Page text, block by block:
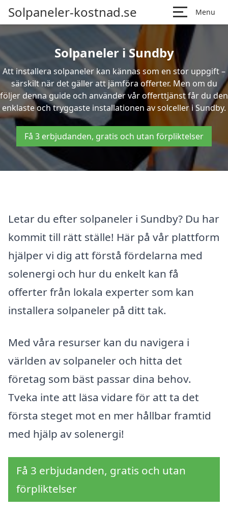
Solpaneler-kostnad.se Menu
Solpaneler i Sundby
Att installera solpaneler kan kännas som en stor uppgift –
särskilt när det gäller att jämföra offerter. Men om du
följer denna guide och använder vår offerttjänst får du den
enklaste och tryggaste installationen av solceller i Sundby.
Få 3 erbjudanden, gratis och utan förpliktelser
Letar du efter solpaneler i Sundby? Du har
kommit till rätt ställe! Här på vår plattform
hjälper vi dig att förstå fördelarna med
solenergi och hur du enkelt kan få
offerter från lokala experter som kan
installera solpaneler på ditt tak.
Med våra resurser kan du navigera i
världen av solpaneler och hitta det
företag som bäst passar dina behov.
Tveka inte att läsa vidare för att ta det
första steget mot en mer hållbar framtid
med hjälp av solenergi!
Få 3 erbjudanden, gratis och utan
förpliktelser